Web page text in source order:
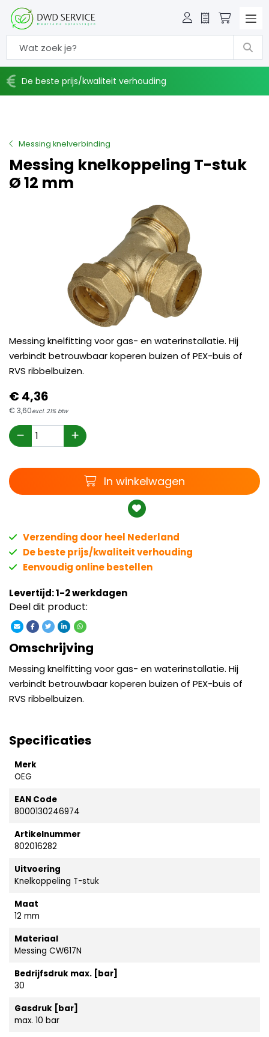
Offerte
De beste prijs/kwaliteit verhouding
Messing knelverbinding
Messing knelkoppeling T-stuk
Ø 12 mm
Messing knelfitting voor gas- en waterinstallatie. Hij
verbindt betrouwbaar koperen buizen of PEX-buis of
RVS ribbelbuizen.
€4,36
€ 3,60excl. 21% btw
Winkelwagen
In winkelwagen
Verzending door heel Nederland
De beste prijs/kwaliteit verhouding
Eenvoudig online bestellen
Levertijd: 1-2 werkdagen
Deel dit product:
Omschrijving
Messing knelfitting voor gas- en waterinstallatie. Hij
verbindt betrouwbaar koperen buizen of PEX-buis of
RVS ribbelbuizen.
Specificaties
Merk
OEG
EAN Code
8000130246974
Artikelnummer
802016282
Uitvoering
Knelkoppeling T-stuk
Maat
12 mm
Materiaal
Messing CW617N
Bedrijfsdruk max. [bar]
30
Gasdruk [bar]
max. 10 bar